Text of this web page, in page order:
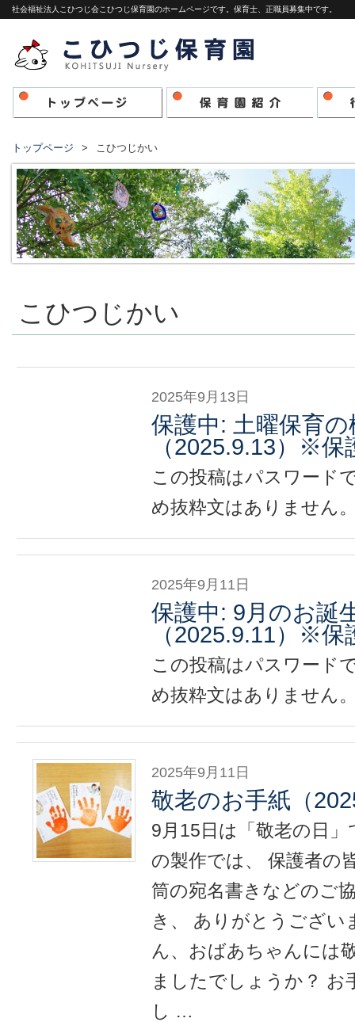
社会福祉法人こひつじ会こひつじ保育園のホームページです。保育士、正職員募集中です。
トップページ こひつじかい
こひつじかい
2025年9月13日
保護中: 土曜保育の
（2025.9.13）※
この投稿はパスワード
め抜粋文はありません
2025年9月11日
保護中: 9月のお誕
（2025.9.11）※
この投稿はパスワード
め抜粋文はありません
2025年9月11日
敬老のお手紙（
9月15日は「敬老の日
の製作では、 保護者の
筒の宛名書きなどのご
き、 ありがとうござい
ん、おばあちゃんには
ましたでしょうか？ お
し …